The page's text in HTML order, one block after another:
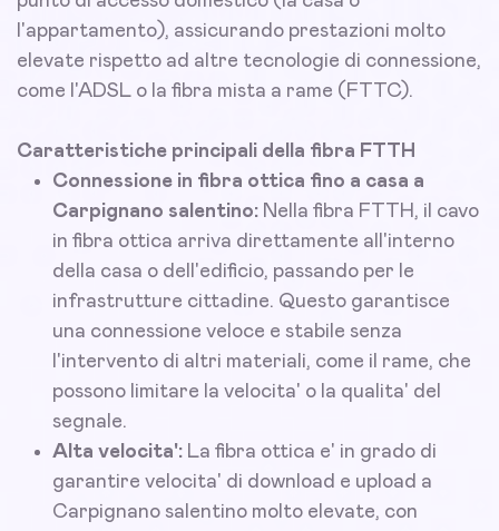
l'appartamento), assicurando prestazioni molto
elevate rispetto ad altre tecnologie di connessione,
come l'ADSL o la fibra mista a rame (FTTC).
Caratteristiche principali della fibra FTTH
Connessione in fibra ottica fino a casa a
Carpignano salentino: Nella fibra FTTH, il cavo
in fibra ottica arriva direttamente all'interno
della casa o dell'edificio, passando per le
infrastrutture cittadine. Questo garantisce
una connessione veloce e stabile senza
l'intervento di altri materiali, come il rame, che
possono limitare la velocita' o la qualita' del
segnale.
Alta velocita': La fibra ottica e' in grado di
garantire velocita' di download e upload a
Carpignano salentino molto elevate, con